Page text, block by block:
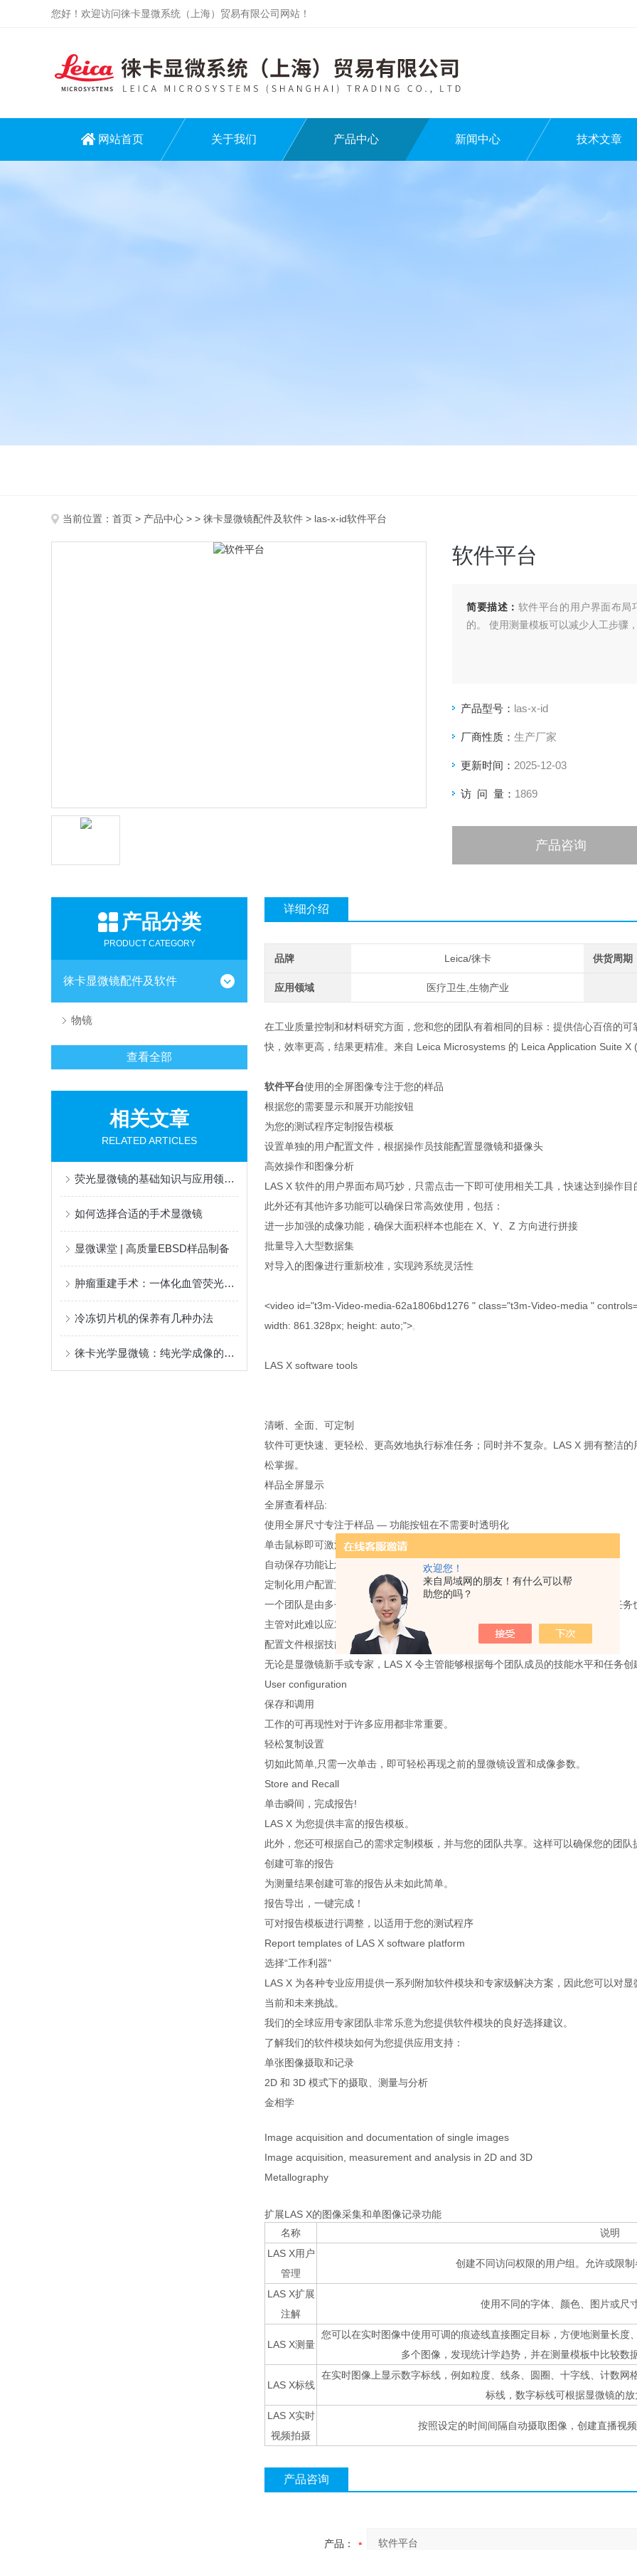
欢迎您！
来自局域网的朋友！有什么可以帮
助您的吗？
您好！欢迎访问徕卡显微系统（上海）贸易有限公司网站！
网站首页 关于我们 产品中心 新闻中心 技术文章
当前位置： 首页 > 产品中心 > > 徕卡显微镜配件及软件 > las-x-id软件平台
软件平台
简要描述： 软件平台的用户界面布局
的。 使用测量模板可以减少人工步骤
产品型号： las-x-id
厂商性质： 生产厂家
更新时间： 2025-12-03
访 问 量： 1869
产品咨询
详细介绍
品牌 Leica/徕卡 供货周期
应用领域 医疗卫生,生物产业
在工业质量控制和材料研究方面，您和您的团队有着相同的目标：提供信心百倍的
快，效率更高，结果更精准。来自 Leica Microsystems 的 Leica Application Suite
软件平台使用的全屏图像专注于您的样品
根据您的需要显示和展开功能按钮
为您的测试程序定制报告模板
设置单独的用户配置文件，根据操作员技能配置显微镜和摄像头
高效操作和图像分析
LAS X 软件的用户界面布局巧妙，只需点击一下即可使用相关工具，快速达到操作
此外还有其他许多功能可以确保日常高效使用，包括：
进一步加强的成像功能，确保大面积样本也能在 X、Y、Z 方向进行拼接
批量导入大型数据集
对导入的图像进行重新校准，实现跨系统灵活性
<video id="t3m-Video-media-62a1806bd1276 " class="t3m-Video-media "
width: 861.328px; height: auto;">
LAS X software tools
清晰、全面、可定制
软件可更快速、更轻松、更高效地执行标准任务；同时并不复杂。LAS X 拥有整洁
松掌握。
样品全屏显示
全屏查看样品:
使用全屏尺寸专注于样品 — 功能按钮在不需要时透明化
单击鼠标即可激活功能按钮 (例如照明设置、摄像头、测量)
自动保存功能让您充满信心，绝不会错失任何细节
定制化用户配置文件
一个团队是由多个成员组成的，他们的显微镜技能掌握水平不同，要完成的具体任务
主管对此难以应对？当然不会！
配置文件根据技能
无论是显微镜新手或专家，LAS X 令主管能够根据每个团队成员的技能水平和任务
User configuration
保存和调用
工作的可再现性对于许多应用都非常重要。
轻松复制设置
切如此简单,只需一次单击，即可轻松再现之前的显微镜设置和成像参数。
Store and Recall
单击瞬间，完成报告!
LAS X 为您提供丰富的报告模板。
此外，您还可根据自己的需求定制模板，并与您的团队共享。这样可以确保您的团
创建可靠的报告
为测量结果创建可靠的报告从未如此简单。
报告导出，一键完成！
可对报告模板进行调整，以适用于您的测试程序
Report templates of LAS X software platform
选择“工作利器"
LAS X 为各种专业应用提供一系列附加软件模块和专家级解决方案，因此您可以对
当前和未来挑战。
我们的全球应用专家团队非常乐意为您提供软件模块的良好选择建议。
了解我们的软件模块如何为您提供应用支持：
单张图像摄取和记录
2D 和 3D 模式下的摄取、测量与分析
金相学
Image acquisition and documentation of single images
Image acquisition, measurement and analysis in 2D and 3D
Metallography
扩展LAS X的图像采集和单图像记录功能
名称
说明
LAS X用户
管理
创建不同访问权限的用户组。允许或限
LAS X扩展
注解
使用不同的字体、颜色、图片或尺
LAS X测量
您可以在实时图像中使用可调的痕迹线直接圈定目标，方便地测量长
多个图像，发现统计学趋势，并在测量模板中比较数
LAS X标线
在实时图像上显示数字标线，例如粒度、线条、圆圈、十字线、计数
标线，数字标线可根据显微镜的
LAS X实时
视频拍摄
按照设定的时间间隔自动摄取图像，创建直播视
产品咨询
产品：
产品分类
PRODUCT CATEGORY
徕卡显微镜配件及软件
物镜
查看全部
相关文章
RELATED ARTICLES
荧光显微镜的基础知识与应用领域探讨
如何选择合适的手术显微镜
显微课堂 | 高质量EBSD样品制备
肿瘤重建手术：一体化血管荧光手术显微镜应用的优势和受益
冷冻切片机的保养有几种办法
徕卡光学显微镜：纯光学成像的高精度微观检测仪器